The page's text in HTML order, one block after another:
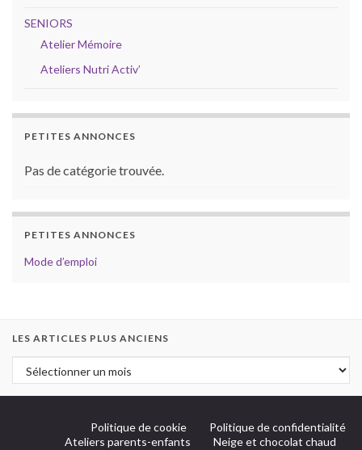
SENIORS
Atelier Mémoire
Ateliers Nutri Activ’
PETITES ANNONCES
Pas de catégorie trouvée.
PETITES ANNONCES
Mode d’emploi
LES ARTICLES PLUS ANCIENS
Politique de cookie
Politique de confidentialité
Ateliers parents-enfants
Neige et chocolat chaud